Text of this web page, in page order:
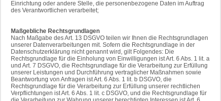
Einrichtung oder andere Stelle, die personenbezogene Daten im Auftrag
des Verantwortlichen verarbeitet;
Maßgebliche Rechtsgrundlagen
Nach Maßgabe des Art. 13 DSGVO teilen wir Ihnen die Rechtsgrundlagen
unserer Datenverarbeitungen mit. Sofern die Rechtsgrundlage in der
Datenschutzerklärung nicht genannt wird, gilt Folgendes: Die
Rechtsgrundlage für die Einholung von Einwilligungen ist Art. 6 Abs. 1 lit. a
und Art. 7 DSGVO, die Rechtsgrundlage für die Verarbeitung zur Erfüllung
unserer Leistungen und Durchführung vertraglicher Maßnahmen sowie
Beantwortung von Anfragen ist Art. 6 Abs. 1 lit. b DSGVO, die
Rechtsgrundlage für die Verarbeitung zur Erfüllung unserer rechtlichen
Verpflichtungen ist Art. 6 Abs. 1 lit. c DSGVO, und die Rechtsgrundlage für